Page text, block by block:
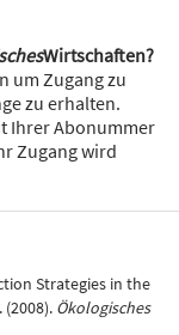
Wirtschaften?
um Zugang zu
zu erhalten.
Ihrer Abonummer
Zugang wird
Strategies in the
(2008). Ökologisches